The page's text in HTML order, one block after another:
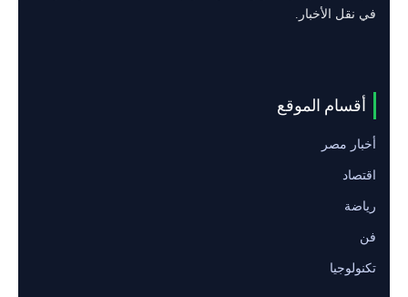
في نقل الأخبار.
أقسام الموقع
أخبار مصر
اقتصاد
رياضة
فن
تكنولوجيا